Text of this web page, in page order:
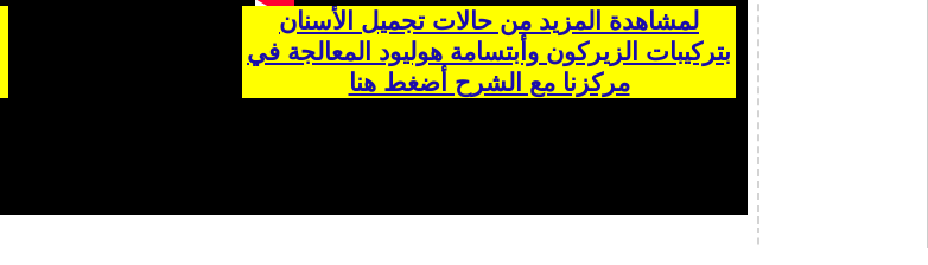
لمشاهدة المزيد من حالات تجميل الأسنان
بتركيبات الزيركون وأبتسامة هوليود المعالجة في
مركزنا مع الشرح أضغط هنا